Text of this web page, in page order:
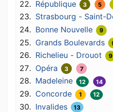
République
3 5
Strasbourg - Saint-
Bonne Nouvelle 9
Grands Boulevards
Richelieu - Drouot 9
Opéra 3 7
Madeleine 12 14
Concorde 1 12
Invalides 13